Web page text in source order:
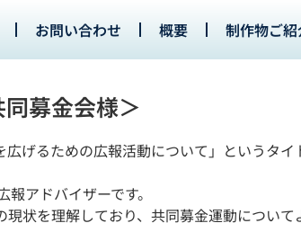
お問い合わせ 概要 制作物ご
募金会様＞
げるための広報活動について」というタイ
アドバイザーです。
状を理解しており、共同募金運動について